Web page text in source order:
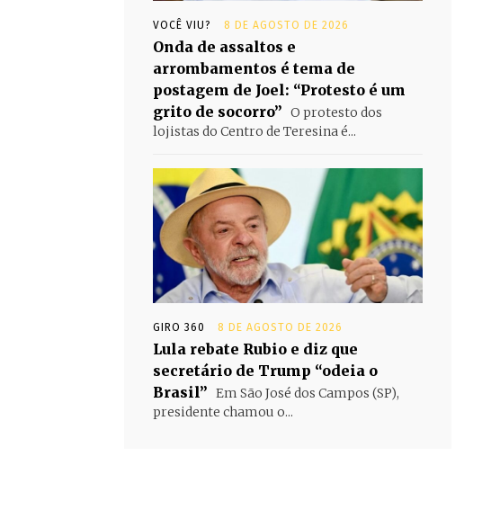
VOCÊ VIU? 8 DE AGOSTO DE 2026
Onda de assaltos e
arrombamentos é tema de
postagem de Joel: “Protesto é um
grito de socorro” O protesto dos
lojistas do Centro de Teresina é...
GIRO 360 8 DE AGOSTO DE 2026
Lula rebate Rubio e diz que
secretário de Trump “odeia o
Brasil” Em São José dos Campos (SP),
presidente chamou o...